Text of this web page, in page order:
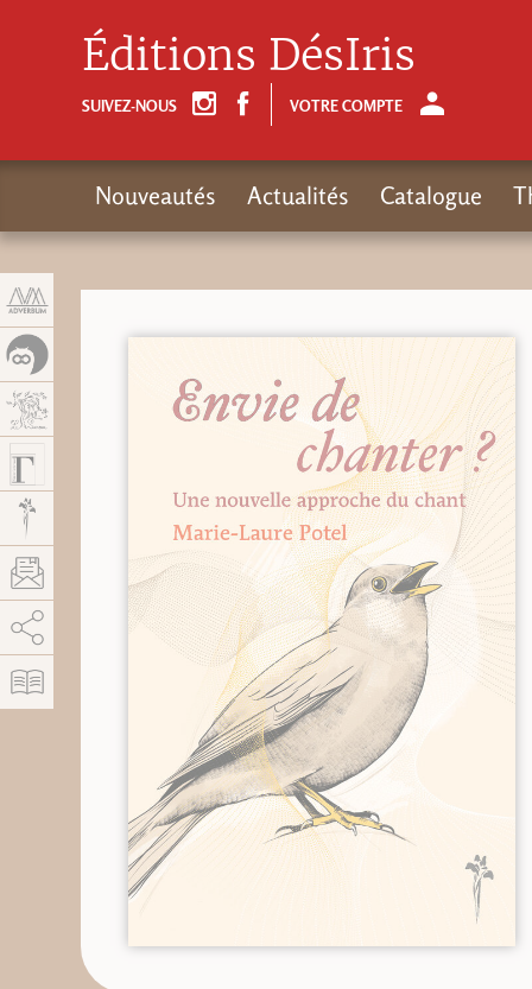
Éditions DésIris
SUIVEZ-NOUS VOTRE COMPTE
Nouveautés Actualités Catalogue
AddThis est désactivé. Autoriser